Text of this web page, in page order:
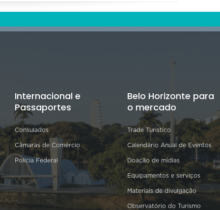
Internacional e
Passaportes
Consulados
Câmaras de Comércio
Polícia Federal
Belo Horizonte para
o mercado
Trade Turístico
Calendário Anual de Eventos
Doação de mídias
Equipamentos e serviços
Materiais de divulgação
Observatório do Turismo